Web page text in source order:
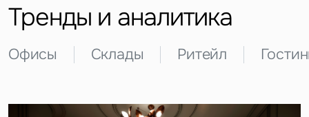
Тренды и аналитика
Офисы Склады Ритейл
Уведомления